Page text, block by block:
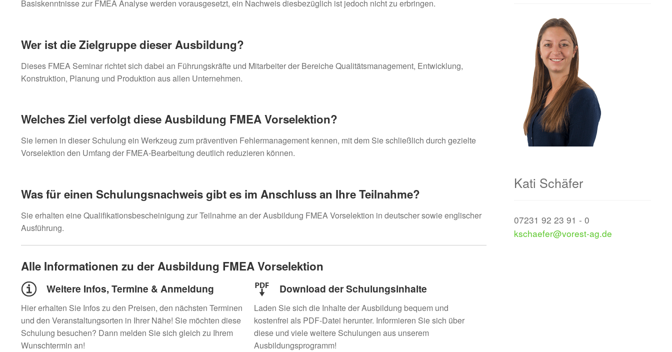
Basiskenntnisse zur FMEA Analyse werden vorausgesetzt, ein Nachweis diesbezüglich ist jedoch nicht zu erbringen.
Wer ist die Zielgruppe dieser Ausbildung?
Dieses FMEA Seminar richtet sich dabei an Führungskräfte und Mitarbeiter der Bereiche Qualitätsmanagement, Entwicklung,
Konstruktion, Planung und Produktion aus allen Unternehmen.
Welches Ziel verfolgt dieseAusbildung FMEA Vorselektion?
Sie lernen in dieser Schulung ein Werkzeug zum präventiven Fehlermanagement kennen, mit dem Sie schließlich durch gezielte
Vorselektion den Umfang der FMEA-Bearbeitung deutlich reduzieren können.
Was für einen Schulungsnachweis gibt es im Anschluss an Ihre Teilnahme?
Sie erhalten eine Qualifikationsbescheinigung zur Teilnahme an der Ausbildung FMEA Vorselektion in deutscher sowie englischer
Ausführung.
Alle Informationen zu der Ausbildung FMEA Vorselektion
Weitere Infos, Termine & Anmeldung
Hier erhalten Sie Infos zu den Preisen, den nächsten Terminen
und den Veranstaltungsorten in Ihrer Nähe! Sie möchten diese
Schulung besuchen? Dann melden Sie sich gleich zu Ihrem
Wunschtermin an!
Download der Schulungsinhalte
Laden Sie sich die Inhalte der Ausbildung bequem und
kostenfrei als PDF-Datei herunter. Informieren Sie sich über
diese und viele weitere Schulungen aus unserem
Ausbildungsprogramm!
Kati Schäfer
07231 92 23 91 - 0
kschaefer@vorest-ag.de